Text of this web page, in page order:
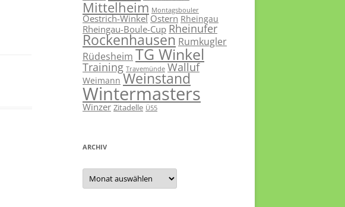
Mittelheim Montagsbouler
Oestrich-Winkel Ostern Rheingau
Rheingau-Boule-CupRheinufer
Rockenhausen Rumkugler
Rüdesheim TG Winkel
Training Travemünde Walluf
Weimann Weinstand
Wintermasters
Winzer Zitadelle Ü55
ARCHIV
Archiv